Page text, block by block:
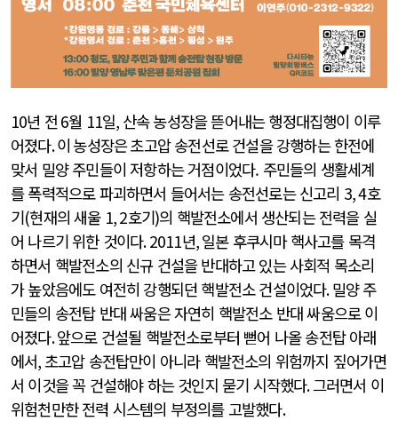
10년 전 6월 11일, 산속 농성장을 뜯어내는 행정대집행이 이루
어졌다. 이 농성장은초고압 송전선로 건설을 강행하는 한전에
맞서 밀양 주민들이 저항하는 거점이었다. 주민들의 생활세계
를 폭력적으로 파괴하면서 들어서는 송전선로는 신고리 3, 4호
기(현재의 새울 1, 2호기)의 핵발전소에서 생산되는 전력을 실
어 나르기 위한 것이다. 2011년,일본 후쿠시마 핵사고를 목격
하면서 핵발전소의 신규 건설을 반대하고 있는 사회적 목소리
가 높았음에도 여전히 강행되던 핵발전소 건설이었다.밀양 주
민들의 송전탑 반대 싸움은 자연히 핵발전소 반대 싸움으로 이
어졌다.앞으로 건설될 핵발전소로부터 뻗어 나올 송전탑 아래
에서, 초고압 송전탑만이 아니라 핵발전소의 위험까지 짚어가면
서 이것을 꼭 건설해야 하는 것인지 묻기 시작했다.그러면서 이
위험천만한 전력 시스템의 부정의를 고발했다.